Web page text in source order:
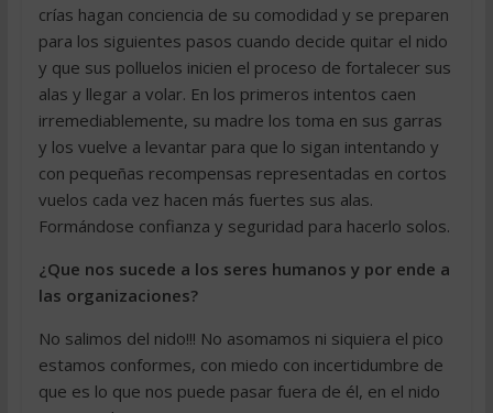
crías hagan conciencia de su comodidad y se preparen
para los siguientes pasos cuando decide quitar el nido
y que sus polluelos inicien el proceso de fortalecer sus
alas y llegar a volar. En los primeros intentos caen
irremediablemente, su madre los toma en sus garras
y los vuelve a levantar para que lo sigan intentando y
con pequeñas recompensas representadas en cortos
vuelos cada vez hacen más fuertes sus alas.
Formándose confianza y seguridad para hacerlo solos.
¿Que nos sucede a los seres humanos y por ende a
las organizaciones?
No salimos del nido!!! No asomamos ni siquiera el pico
estamos conformes, con miedo con incertidumbre de
que es lo que nos puede pasar fuera de él, en el nido